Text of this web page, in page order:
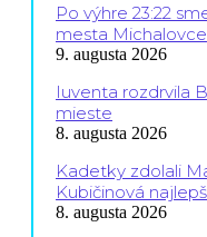
Po výhre 23:22
mesta Michalovce
9. augusta 2026
Iuventa rozdrvila
mieste
8. augusta 2026
Kadetky zdolali
Kubičinová
8. augusta 2026